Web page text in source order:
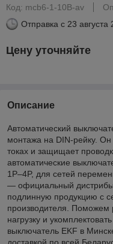
Код: mcb6-1-10B-av
Отправка с 23 августа
Цену уточняйте
Описание
Автоматический
монтажа на DIN-рейку.
токах и защищает
автоматические
1P–4P, для сетей
— официальный
подлинную продукцию с
производителя. Поможем
нагрузку и
выключатель EKF в
доставкой по всей